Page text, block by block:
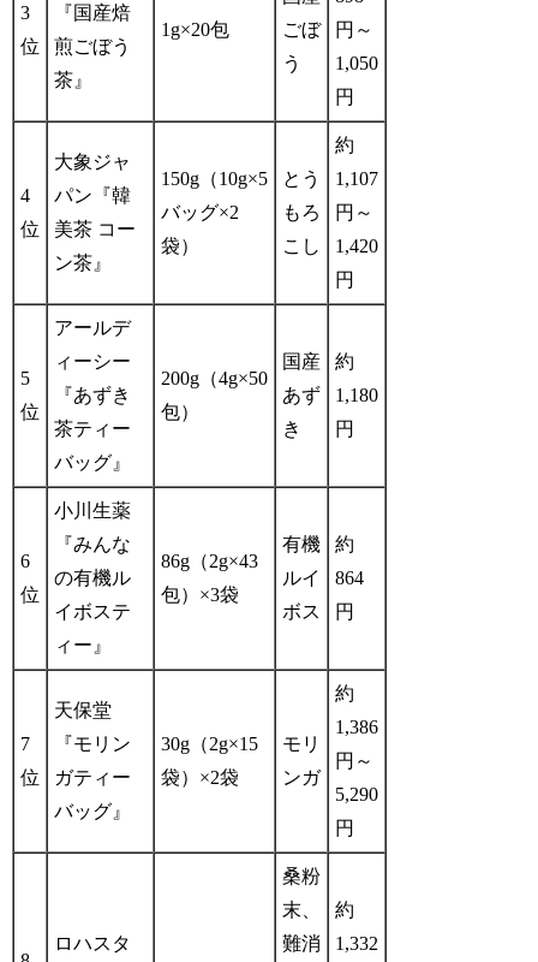
3
位
『国産焙
煎ごぼう
茶』
1g×20包
ごぼ
う
円～
1,050
円
4
位
大象ジャ
パン『韓
美茶 コー
ン茶』
150g（10g×5
バッグ×2
袋）
とう
もろ
こし
約
1,107
円～
1,420
円
5
位
アールデ
ィーシー
『あずき
茶ティー
バッグ』
200g（4g×50
包）
国産
あず
き
約
1,180
円
6
位
小川生薬
『みんな
の有機ル
イボステ
ィー』
86g（2g×43
包）×3袋
有機
ルイ
ボス
約
864
円
7
位
天保堂
『モリン
ガティー
バッグ』
30g（2g×15
袋）×2袋
モリ
ンガ
約
1,386
円～
5,290
円
ロハスタ
桑粉
末、
難消
約
1,332